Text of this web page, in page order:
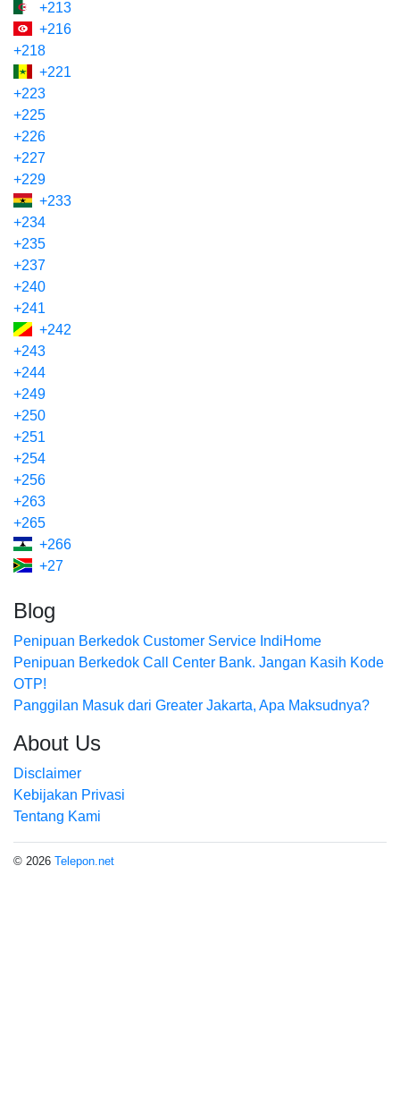
+213
+216
+218
+221
+223
+225
+226
+227
+229
+233
+234
+235
+237
+240
+241
+242
+243
+244
+249
+250
+251
+254
+256
+263
+265
+266
+27
Blog
Penipuan Berkedok Customer Service IndiHome
Penipuan Berkedok Call Center Bank. Jangan Kasih Kode
OTP!
Panggilan Masuk dari Greater Jakarta, Apa Maksudnya?
About Us
Disclaimer
Kebijakan Privasi
Tentang Kami
© 2026 Telepon.net